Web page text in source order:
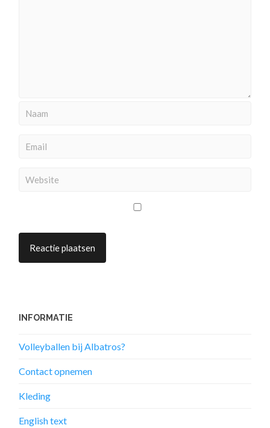
INFORMATIE
Volleyballen bij Albatros?
Contact opnemen
Kleding
English text